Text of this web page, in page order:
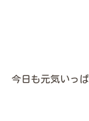
今日も元気いっ